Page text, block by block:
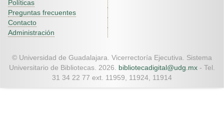
Políticas
Preguntas frecuentes
Contacto
Administración
© Universidad de Guadalajara. Vicerrectoría Ejecutiva. Sistema
Universitario de Bibliotecas. 2026. bibliotecadigital@udg.mx - Tel.
31 34 22 77 ext. 11959, 11924, 11914